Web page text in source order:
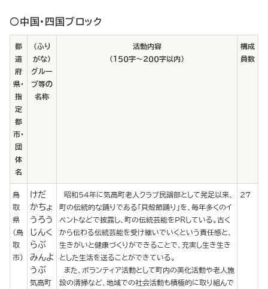
○中国・四国ブロック
都
道
府
県・
指
定
都
市・
団
体
名
（ふり
がな）
グルー
プ等の
名称
活動内容
（１５０字～２００字以内）
構成
員数
鳥
取
県
（鳥
取
市）
けだ
かちょ
うろう
じんく
らぶ
みんよ
うぶ
気高町
昭和５４年に気高町老人クラブ民謡部として発足以来、
町の伝統的な踊りである「貝殻節踊り」を、毎年多くのイ
ベントなどで披露し、町の伝統芸能をＰＲしている。古く
から伝わる伝統芸能を受け継いでいくという責任感と、
生きがいと健康づくりができることで、充実し生き生き
とした生活を送ることができている。
また、ボランティア活動として町内の美化活動や老人施
設の清掃など、地域での社会活動も積極的に取り組んで
27